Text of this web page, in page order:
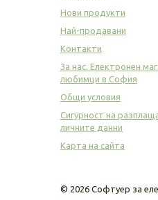
Нови продукти
Най-продавани
Контакти
За нас. Електронен
любимци в София
Общи условия
Сигурност на
личните данни
Карта на сайта
© 2026 Софтуер за